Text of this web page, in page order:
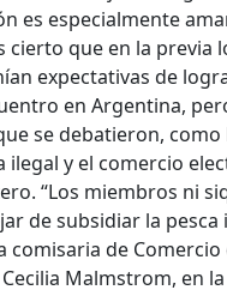
es especialmente
cierto que en la previa
expectativas de
en Argentina,
se debatieron, como
ilegal y el comercio
“Los miembros ni
de subsidiar la pesca
comisaria de Comercio
Malmstrom, en